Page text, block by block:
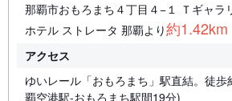
那覇市おもろまち４丁目４−１ Ｔギャラ
ホテル ストレータ 那覇より約1.42km
アクセス
ゆいレール「おもろまち」駅直結。徒
覇空港駅-おもろまち駅間19分)